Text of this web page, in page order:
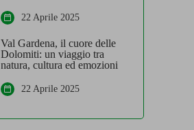
22 Aprile 2025
Val Gardena, il cuore delle
Dolomiti: un viaggio tra
natura, cultura ed emozioni
22 Aprile 2025